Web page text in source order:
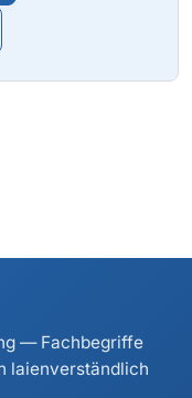
— Fachbegriffe
laienverständlich